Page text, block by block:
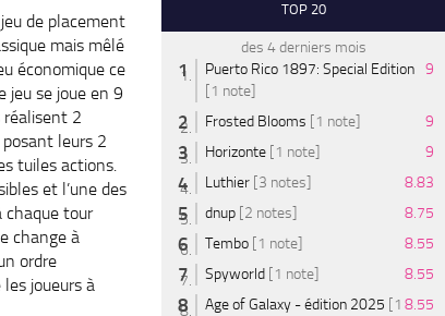
de placement
mais mêlé
économique ce
jeu se joue en 9
réalisent 2
leurs 2
tuiles actions.
et l’une des
chaque tour
change à
ordre
joueurs à
TOP 20
des 4 derniers mois
Puerto Rico 1897: Special Edition
[1 note]
9
Frosted Blooms [1 note]
9
Horizonte [1 note]
9
Luthier [3 notes]
8.83
dnup [2 notes]
8.75
Tembo [1 note]
8.55
Spyworld [1 note]
8.55
Age of Galaxy - édition 2025 [1 8.55